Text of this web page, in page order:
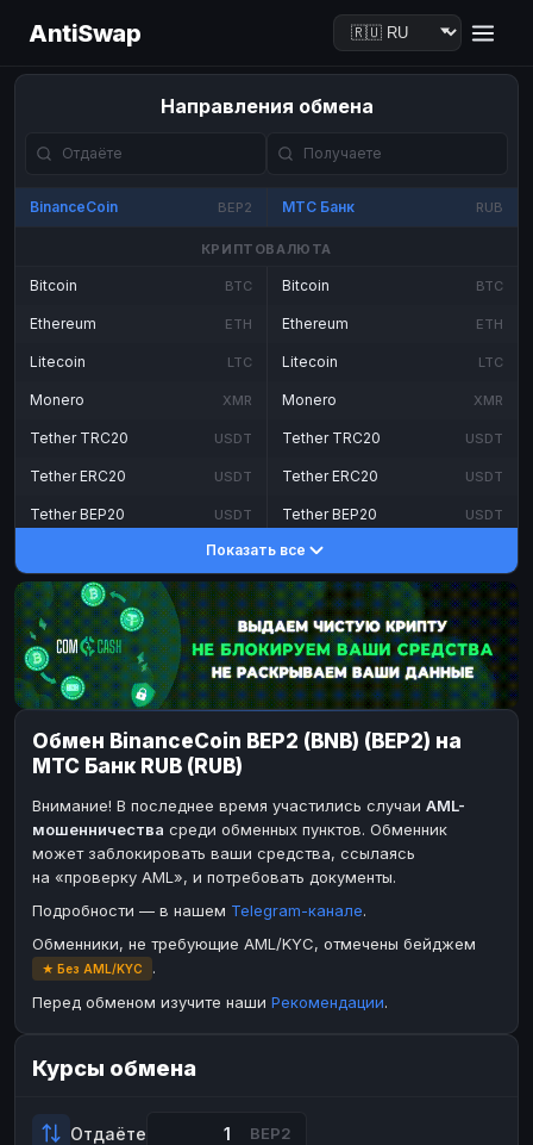
AntiSwap
Направления обмена
BinanceCoin BEP2 МТС Банк RUB
КРИПТОВАЛЮТА
Bitcoin BTC
Ethereum ETH
Litecoin LTC
Monero XMR
Tether TRC20 USDT
Tether ERC20 USDT
Tether BEP20 USDT
DASH
Toncoin TON
Dogecoin DOGE
TRX TRON
Bitcoin Cash BCH
BinanceCoin BEP20
SOL
Ripple XRP
Bitcoin BTC
Ethereum ETH
Litecoin LTC
Monero XMR
Tether TRC20 USDT
Tether ERC20 USDT
Tether BEP20 USDT
DASH
Toncoin TON
Dogecoin DOGE
TRX TRON
Bitcoin Cash BCH
BinanceCoin BEP20
Ripple
Paxum USD
Perfect Money
Payoneer USD
ЮMoney RUB
Paxum
Payoneer
ЮMoney
Показать все
Обмен BinanceCoin BEP2 (BNB) (BEP2) на
МТС Банк RUB (RUB)
Внимание! В последнее время участились случаи AML-
мошенничества среди обменных пунктов. Обменник
может заблокировать ваши средства, ссылаясь
на «проверку AML», и потребовать документы.
Подробности — в нашем Telegram-канале.
Обменники, не требующие AML/KYC, отмечены бейджем
★ Без AML/KYC
.
Перед обменом изучите наши Рекомендации.
Курсы обмена
Отдаёте BEP2